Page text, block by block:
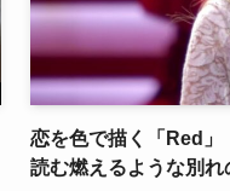
恋を色で描く「Red」
読む燃えるような別れ